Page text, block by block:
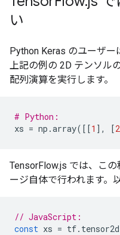
い
Python Keras のユーザー
上記の例の 2D テンソル
配列演算を実行します。
# Python:
xs = np .array([[1 ], [2
TensorFlow.js では、こ
ージ自体で行われます。
// JavaScript:
const xs = tf. tensor2d